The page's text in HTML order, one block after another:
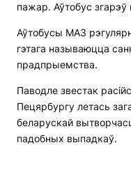
пажар. Аўтобус
Аўтобусы МАЗ
гэтага называюцца
прадпрыемства.
Паводле звестак
Пецярбургу летась
беларускай
падобных выпадкаў.